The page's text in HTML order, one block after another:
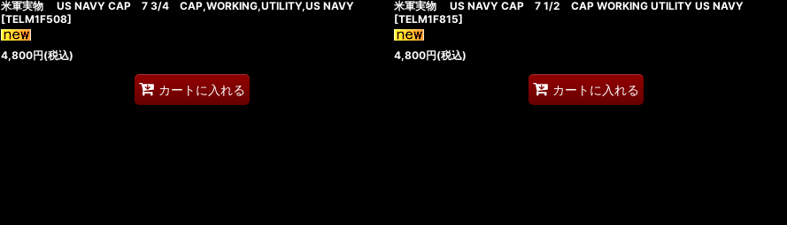
米軍実物 US NAVY CAP 7 3/4 CAP,WORKING,UTILITY,US NAVY
[TELM1F508]
4,800円(税込)
カートに入れる
米軍実物 US NAVY CAP 7 1/2 CAP WORKING UTILITY US NAVY
[TELM1F815]
4,800円(税込)
カートに入れる